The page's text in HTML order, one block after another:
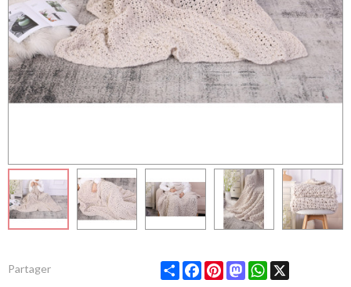
Partager ShareFacebookPinterestMastodonWhatsApp
X